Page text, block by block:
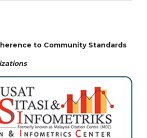
to Community Standards